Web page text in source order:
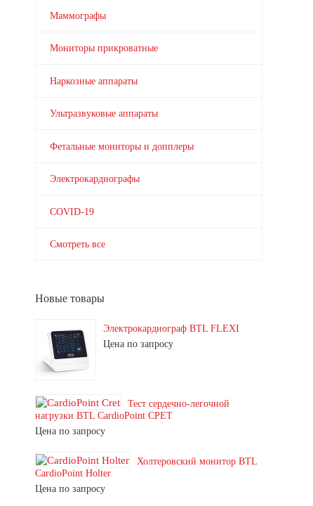
Маммографы
Мониторы прикроватные
Наркозные аппараты
Ультразвуковые аппараты
Фетальные мониторы и допплеры
Электрокардиографы
COVID-19
Смотреть все
Новые товары
Электрокардиограф BTL FLEXI
Цена по запросу
Тест сердечно-легочной
нагрузки BTL CardioPoint CPET
Цена по запросу
Холтеровский монитор BTL
CardioPoint Holter
Цена по запросу